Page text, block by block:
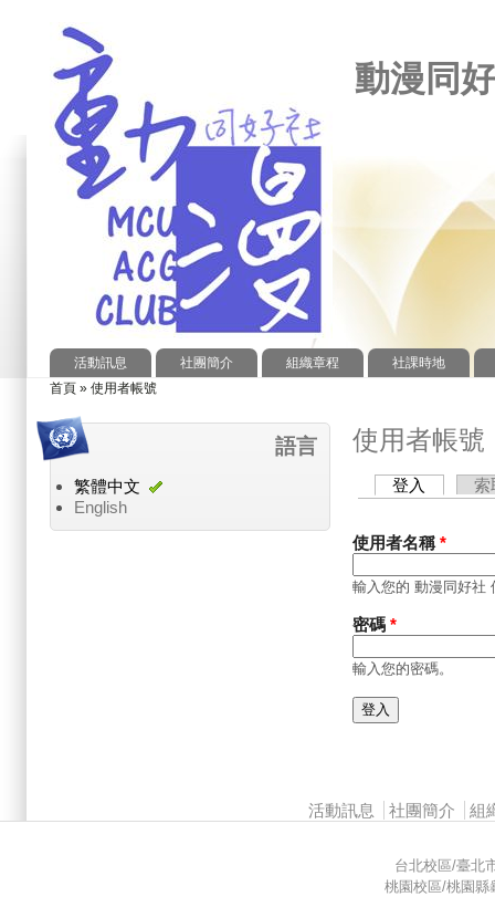
動漫同
活動訊息 社團簡介 組織章程 社課時地
您在這裡
首頁 » 使用者帳號
使用者帳號
主要索引標籤
登入 (作用中
索
使用者名稱*
輸入您的 動漫同好社
密碼 *
輸入您的密碼。
語言
繁體中文
English
活動訊息 社團簡介 組
台北校區/臺北
桃園校區/桃園縣